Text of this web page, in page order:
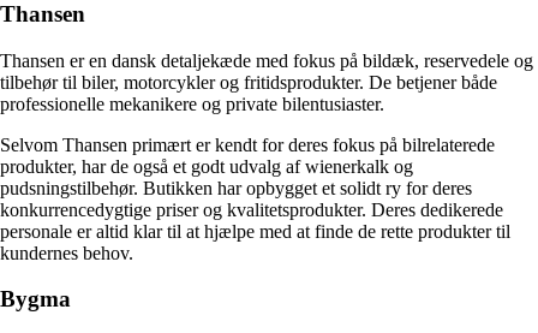
Thansen
Thansen er en dansk detaljekæde med fokus på bildæk, reservedele og
tilbehør til biler, motorcykler og fritidsprodukter. De betjener både
professionelle mekanikere og private bilentusiaster.
Selvom Thansen primært er kendt for deres fokus på bilrelaterede
produkter, har de også et godt udvalg af wienerkalk og
pudsningstilbehør. Butikken har opbygget et solidt ry for deres
konkurrencedygtige priser og kvalitetsprodukter. Deres dedikerede
personale er altid klar til at hjælpe med at finde de rette produkter til
kundernes behov.
Bygma